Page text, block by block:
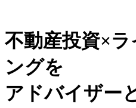
不動産投資×
ングを
アドバイザー